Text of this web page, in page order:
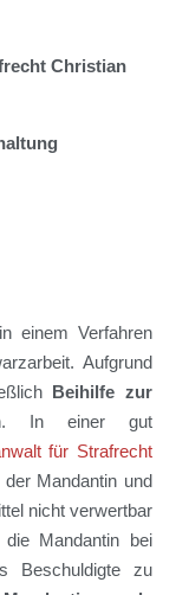
Christian
einem Verfahren
Aufgrund
Beihilfe zur
In einer gut
für Strafrecht
Mandantin und
nicht verwertbar
Mandantin bei
Beschuldigte zu